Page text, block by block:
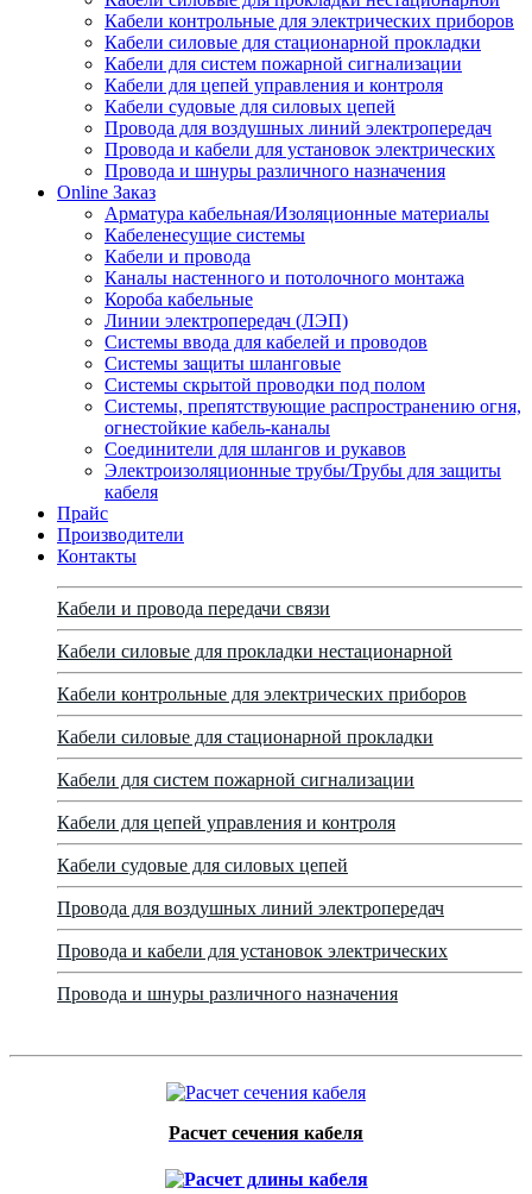
Кабели контрольные для электрических приборов
Кабели силовые для стационарной прокладки
Кабели для систем пожарной сигнализации
Кабели для цепей управления и контроля
Кабели судовые для силовых цепей
Провода для воздушных линий электропередач
Провода и кабели для установок электрических
Провода и шнуры различного назначения
Online Заказ
Арматура кабельная/Изоляционные материалы
Кабеленесущие системы
Кабели и провода
Каналы настенного и потолочного монтажа
Короба кабельные
Линии электропередач (ЛЭП)
Системы ввода для кабелей и проводов
Системы защиты шланговые
Системы скрытой проводки под полом
Системы, препятствующие распространению огня,
огнестойкие кабель-каналы
Соединители для шлангов и рукавов
Электроизоляционные трубы/Трубы для защиты
кабеля
Прайс
Производители
Контакты
Кабели и провода передачи связи
Кабели силовые для прокладки нестационарной
Кабели контрольные для электрических приборов
Кабели силовые для стационарной прокладки
Кабели для систем пожарной сигнализации
Кабели для цепей управления и контроля
Кабели судовые для силовых цепей
Провода для воздушных линий электропередач
Провода и кабели для установок электрических
Провода и шнуры различного назначения
Расчет сечения кабеля